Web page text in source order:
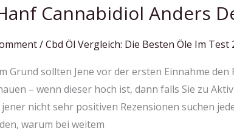
Cannabidiol Anders
/Cbd Öl Vergleich: Die Besten Öle Im Test
Grund sollten Jene vor der ersten Einnahme
– wenn dieser hoch ist, dann falls Sie zu
nicht sehr positiven Rezensionen suchen
warum bei weitem